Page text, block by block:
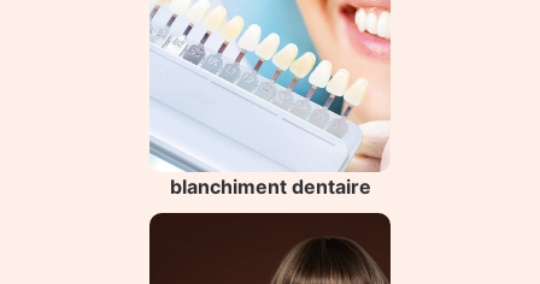
blanchiment dentaire